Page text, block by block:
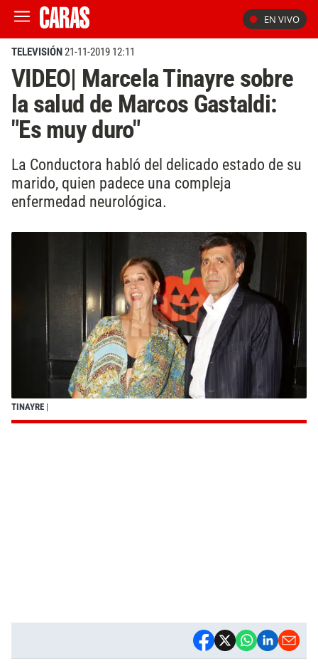
EN VIVO
TELEVISIÓN21-11-2019 12:11
VIDEO| Marcela Tinayre sobre
la salud de Marcos Gastaldi:
"Es muy duro"
La Conductora habló del delicado estado de su
marido, quien padece una compleja
enfermedad neurológica.
TINAYRE |